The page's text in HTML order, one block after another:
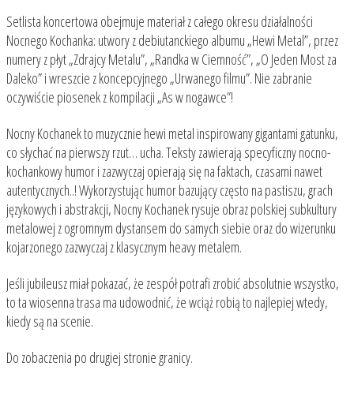
Setlista koncertowa obejmuje materiał z całego okresu działalności
Nocnego Kochanka: utwory z debiutanckiego albumu „Hewi Metal”, przez
numery z płyt „Zdrajcy Metalu”, „Randka w Ciemność”, „O Jeden Most za
Daleko” i wreszcie z koncepcyjnego „Urwanego filmu”. Nie zabranie
oczywiście piosenek z kompilacji „As w nogawce”!
Nocny Kochanek to muzycznie hewi metal inspirowany gigantami gatunku,
co słychać na pierwszy rzut… ucha. Teksty zawierają specyficzny nocno-
kochankowy humor i zazwyczaj opierają się na faktach, czasami nawet
autentycznych..! Wykorzystując humor bazujący często na pastiszu, grach
językowych i abstrakcji, Nocny Kochanek rysuje obraz polskiej subkultury
metalowej z ogromnym dystansem do samych siebie oraz do wizerunku
kojarzonego zazwyczaj z klasycznym heavy metalem.
Jeśli jubileusz miał pokazać, że zespół potrafi zrobić absolutnie wszystko,
to ta wiosenna trasa ma udowodnić, że wciąż robią to najlepiej wtedy,
kiedy są na scenie.
Do zobaczenia po drugiej stronie granicy.